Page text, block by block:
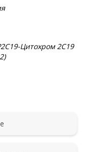
Цитохром 2C19